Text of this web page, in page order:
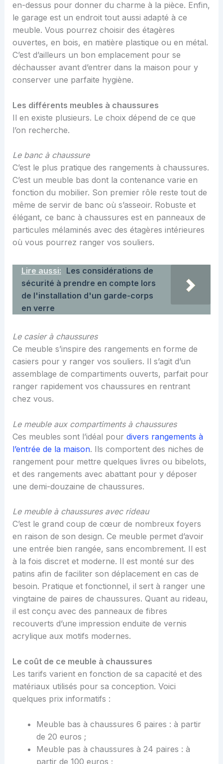
en-dessus pour donner du charme à la pièce. Enfin,
le garage est un endroit tout aussi adapté à ce
meuble. Vous pourrez choisir des étagères
ouvertes, en bois, en matière plastique ou en métal.
C’est d’ailleurs un bon emplacement pour se
déchausser avant d’entrer dans la maison pour y
conserver une parfaite hygiène.
Les différents meubles à chaussures
Il en existe plusieurs. Le choix dépend de ce que
l’on recherche.
Le banc à chaussure
C’est le plus pratique des rangements à chaussures.
C’est un meuble bas dont la contenance varie en
fonction du mobilier. Son premier rôle reste tout de
même de servir de banc où s’asseoir. Robuste et
élégant, ce banc à chaussures est en panneaux de
particules mélaminés avec des étagères intérieures
où vous pourrez ranger vos souliers.
Lire aussi: Les considérations de
sécurité à prendre en compte lors
de l'installation d'un garde-corps
en verre
Le casier à chaussures
Ce meuble s’inspire des rangements en forme de
casiers pour y ranger vos souliers. Il s’agit d’un
assemblage de compartiments ouverts, parfait pour
ranger rapidement vos chaussures en rentrant
chez vous.
Le meuble aux compartiments à chaussures
Ces meubles sont l’idéal pour divers rangements à
l’entrée de la maison. Ils comportent des niches de
rangement pour mettre quelques livres ou bibelots,
et des rangements avec abattant pour y déposer
une demi-douzaine de chaussures.
Le meuble à chaussures avec rideau
C’est le grand coup de cœur de nombreux foyers
en raison de son design. Ce meuble permet d’avoir
une entrée bien rangée, sans encombrement. Il est
à la fois discret et moderne. Il est monté sur des
patins afin de faciliter son déplacement en cas de
besoin. Pratique et fonctionnel, il sert à ranger une
vingtaine de paires de chaussures. Quant au rideau,
il est conçu avec des panneaux de fibres
recouverts d’une impression enduite de vernis
acrylique aux motifs modernes.
Le coût de ce meuble à chaussures
Les tarifs varient en fonction de sa capacité et des
matériaux utilisés pour sa conception. Voici
quelques prix informatifs :
Meuble bas à chaussures 6 paires : à partir
de 20 euros ;
Meuble pas à chaussures à 24 paires : à
partir de 100 euros ;